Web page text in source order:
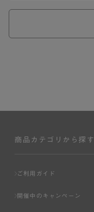
商品カテゴリから探す
ご利用ガイド
開催中のキャンペーン